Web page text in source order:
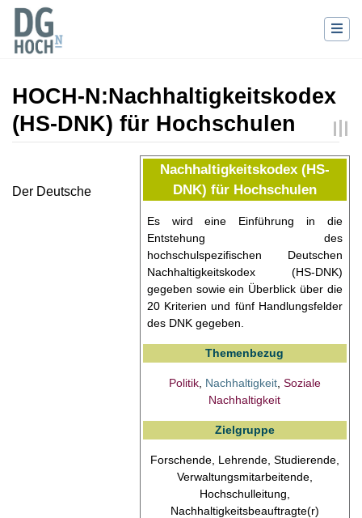
HOCH-N:Nachhaltigkeitskodex
(HS-DNK) für Hochschulen
Suche
Nachhaltigkeitskodex (HS-
DNK) für Hochschulen
Es wird eine Einführung in die
Entstehung des
hochschulspezifischen Deutschen
Nachhaltigkeitskodex (HS-DNK)
gegeben sowie ein Überblick über die
20 Kriterien und fünf Handlungsfelder
des DNK gegeben.
Themenbezug
Politik, Nachhaltigkeit, Soziale
Nachhaltigkeit
Zielgruppe
Forschende, Lehrende, Studierende,
Verwaltungsmitarbeitende,
Hochschulleitung,
Nachhaltigkeitsbeauftragte(r)
Der Deutsche